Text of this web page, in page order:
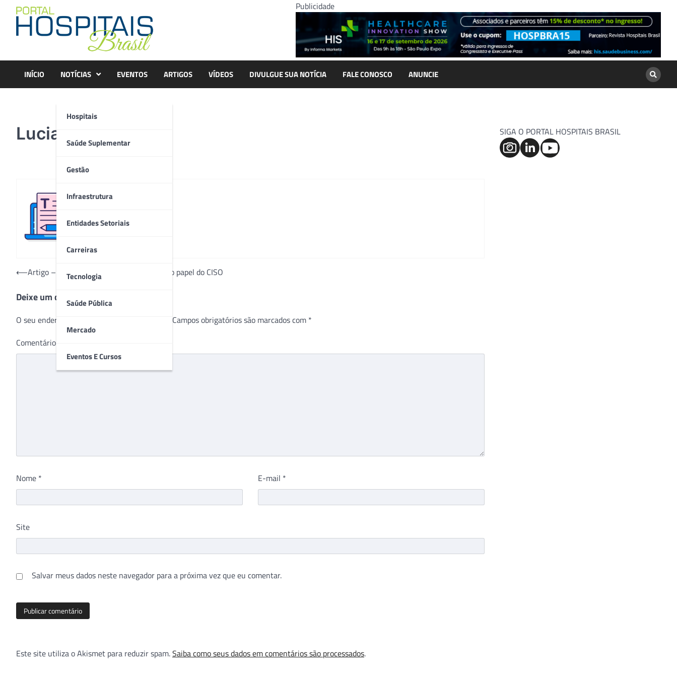
content
Publicidade
INÍCIO NOTÍCIAS
Hospitais
Saúde Suplementar
Gestão
Infraestrutura
Entidades Setoriais
Carreiras
Tecnologia
Saúde Pública
Mercado
Eventos E Cursos
EVENTOS ARTIGOS VÍDEOS DIVULGUE SUA NOTÍCIA FALE CONOSCO ANUNCIE
Luciana-75–1-
Navegação
Post
⟵Artigo – A cibersegurança para a saúde e o papel do CISO
Deixe um comentário
O seu endereço de e-mail não será publicado. Campos obrigatórios são marcados com *
Comentário
Nome * E-mail *
Site
Salvar meus dados neste navegador para a próxima vez que eu comentar.
Este site utiliza o Akismet para reduzir spam.Saiba como seus dados em comentários são processados.
SIGA O PORTAL HOSPITAIS BRASIL